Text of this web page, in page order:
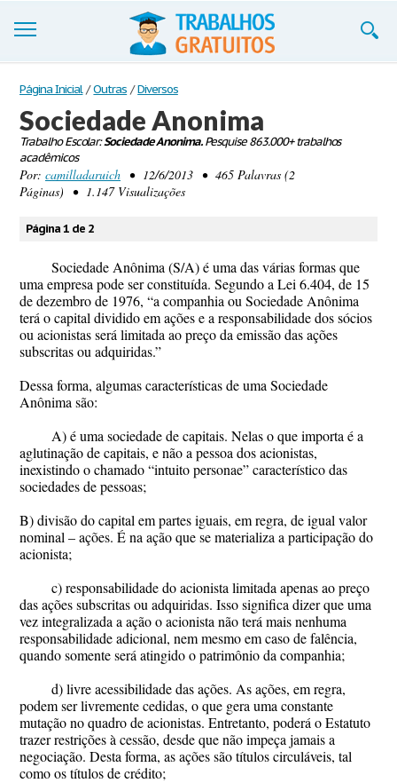
Trabalhos
Cadastre-se
Entre
Blog
Contate-nos
Página Inicial / Outras / Diversos
Sociedade Anonima
Trabalho Escolar:Sociedade Anonima.Pesquise 863.000+ trabalhos
acadêmicos
Por: camilladaruich • 12/6/2013 • 465 Palavras (2
Páginas) • 1.147 Visualizações
Página 1 de 2
Sociedade Anônima (S/A) é uma das várias formas que
uma empresa pode ser constituída. Segundo a Lei 6.404, de 15
de dezembro de 1976, “a companhia ou Sociedade Anônima
terá o capital dividido em ações e a responsabilidade dos sócios
ou acionistas será limitada ao preço da emissão das ações
subscritas ou adquiridas.”
Dessa forma, algumas características de uma Sociedade
Anônima são:
A) é uma sociedade de capitais. Nelas o que importa é a
aglutinação de capitais, e não a pessoa dos acionistas,
inexistindo o chamado “intuito personae” característico das
sociedades de pessoas;
B) divisão do capital em partes iguais, em regra, de igual valor
nominal – ações. É na ação que se materializa a participação do
acionista;
c) responsabilidade do acionista limitada apenas ao preço
das ações subscritas ou adquiridas. Isso significa dizer que uma
vez integralizada a ação o acionista não terá mais nenhuma
responsabilidade adicional, nem mesmo em caso de falência,
quando somente será atingido o patrimônio da companhia;
d) livre acessibilidade das ações. As ações, em regra,
podem ser livremente cedidas, o que gera uma constante
mutação no quadro de acionistas. Entretanto, poderá o Estatuto
trazer restrições à cessão, desde que não impeça jamais a
negociação. Desta forma, as ações são títulos circuláveis, tal
como os títulos de crédito;